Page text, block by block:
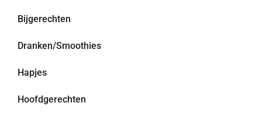
Bijgerechten
Dranken/Smoothies
Hapjes
Hoofdgerechten